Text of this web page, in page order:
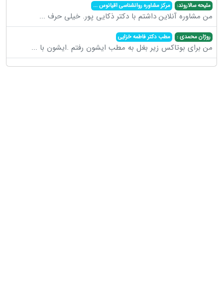
ملیحه سالاروند: مرکز مشاوره روانشناسی اقیانوس...
من مشاوره آنلاین داشتم با دکتر ذکایی پور. خیلی حرف ...
روژان محمدی : مطب دکتر فاطمه خزایی
من برای بوتاکس زیر بغل به مطب ایشون رفتم .ایشون با ...